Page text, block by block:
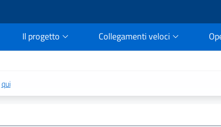
Il progetto Collegamenti veloci
qui